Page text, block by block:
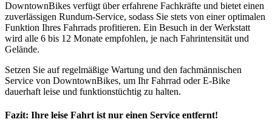
DowntownBikes verfügt über erfahrene Fachkräfte und bietet einen
zuverlässigen Rundum-Service, sodass Sie stets von einer optimalen
Funktion Ihres Fahrrads profitieren. Ein Besuch in der Werkstatt
wird alle 6 bis 12 Monate empfohlen, je nach Fahrintensität und
Gelände.
Setzen Sie auf regelmäßige Wartung und den fachmännischen
Service von DowntownBikes, um Ihr Fahrrad oder E-Bike
dauerhaft leise und funktionstüchtig zu halten.
Fazit: Ihre leise Fahrt ist nur einen Service entfernt!